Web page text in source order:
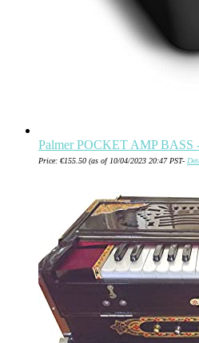
Palmer POCKET AMP BASS
Price: €155.50 (as of 10/04/2023 20:47 PST-